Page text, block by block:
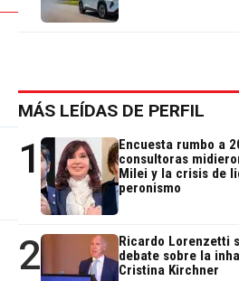
MÁS LEÍDAS DE PERFIL
1
Encuesta rumbo a
consultoras
Milei y la crisis de
peronismo
2
Ricardo Lorenzetti
debate sobre la
Cristina Kirchner